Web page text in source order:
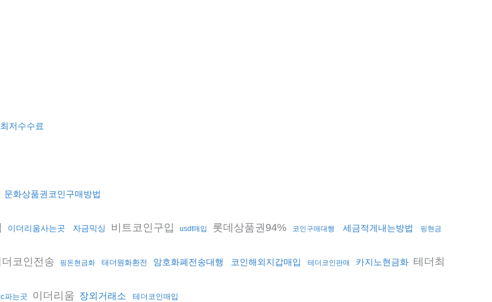
저수수료
문화상품권코인구매방법
이더리움사는곳 자금믹싱 비트코인구입 usdt매입 롯데상품권94% 코인구매대행 세금적게내는방법 핑현금
코인전송 핑돈현금화 태더원화환전 암호화폐전송대행 코인해외지갑매입 테더코인판매 카지노현금화 테더최
파는곳 이더리움 장외거래소 테더코인매입